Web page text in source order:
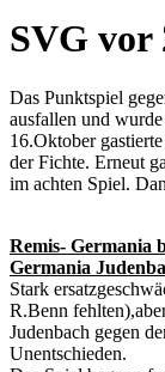
SVG vor
Das Punktspiel
ausfallen und
16.Oktober
der Fichte. Erneut
im achten Spiel.
Remis- Germania
Germania
Stark
R.Benn
Judenbach gegen
Unentschieden.